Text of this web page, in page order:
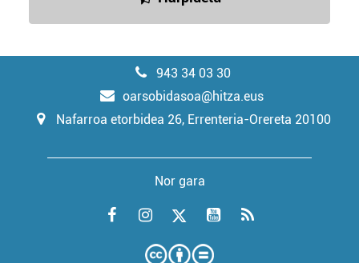
943 34 03 30
oarsobidasoa@hitza.eus
Nafarroa etorbidea 26, Errenteria-Orereta 20100
Nor gara